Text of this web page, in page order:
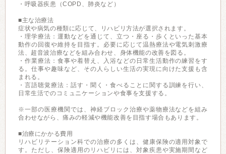
・呼吸器疾患（COPD、肺炎など）
■主な治療法
症状や病気の種類に応じて、リハビリ方法が選択されます。
・理学療法：運動などを通じて、立つ・座る・歩くといった基本
動作の回復や維持を目指す。必要に応じて温熱療法や電気刺激療
法、超音波治療などを組み合わせ、身体機能の改善を図る。
・作業療法：食事や着替え、入浴などの日常生活動作の練習をす
る。仕事や趣味など、その人らしい生活の実現に向けた支援も含
まれる。
・言語聴覚療法：話す・聞く・食べることに関する訓練を行い、
日常生活でのコミュニケーションや食事を支援する。
※一部の医療機関では、神経ブロック治療や薬物療法などを組み
合わせながら、痛みの軽減や機能改善を目指す場合もあります。
■治療にかかる費用
リハビリテーション科での治療の多くは、健康保険の適用対象で
す。ただし、保険適用のリハビリには、対象疾患や実施期間など